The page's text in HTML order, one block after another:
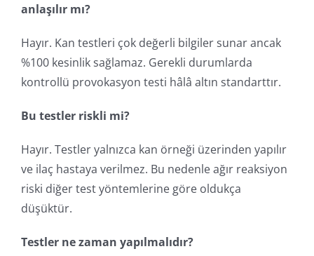
anlaşılır mı?
Hayır. Kan testleri çok değerli bilgiler sunar ancak
%100 kesinlik sağlamaz. Gerekli durumlarda
kontrollü provokasyon testi hâlâ altın standarttır.
Bu testler riskli mi?
Hayır. Testler yalnızca kan örneği üzerinden yapılır
ve ilaç hastaya verilmez. Bu nedenle ağır reaksiyon
riski diğer test yöntemlerine göre oldukça
düşüktür.
Testler ne zaman yapılmalıdır?